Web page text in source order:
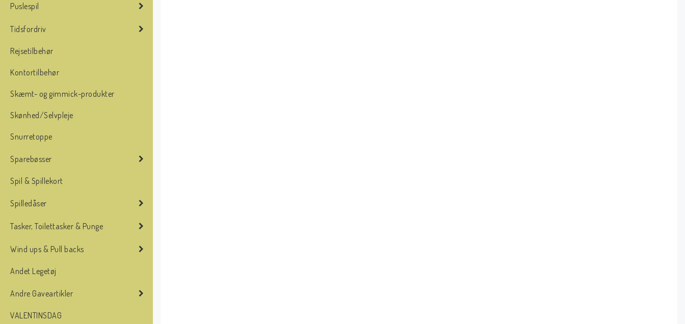
Puslespil
Tidsfordriv
Rejsetilbehør
Kontortilbehør
Skæmt- og gimmick-produkter
Skønhed/Selvpleje
Snurretoppe
Sparebøsser
Spil & Spillekort
Spilledåser
Tasker, Toilettasker & Punge
Wind ups & Pull backs
Andet Legetøj
Andre Gaveartikler
VALENTINSDAG